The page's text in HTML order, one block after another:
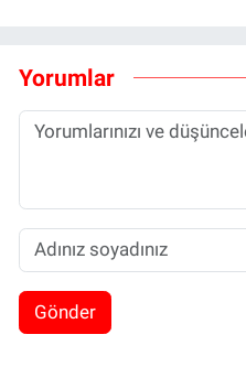
Yorumlar
Gönder